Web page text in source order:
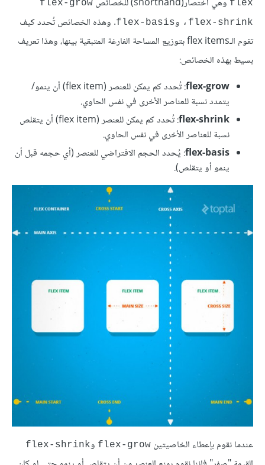
flex وهي اختصار(shorthand) للخصائص
flex-grow
،flex-shrink وflex-basis. وهذه الخصائص تُحدد كيف
تقوم الـflex items بتوزيع المساحة الفارغة المتبقية بينها، وهذا تعريف
بسيط بهذه الخصائص:
flex-grow
: تُحدد كم يمكن للعنصر (flex item) أن ينمو/
يتمدد نسبة للعناصر الأخرى في نفس الحاوي.
flex-shrink
: تُحدد كم يمكن للعنصر (flex item) أن يتقلص
نسبة للعناصر الأخرى في نفس الحاوي.
flex-basis: يُحدد الحجم الافتراضي للعنصر (أي حجمه قبل أن
ينمو أو يتقلص).
عندما نقوم بإعطاء الخاصيتين flex-grow وflex-shrink